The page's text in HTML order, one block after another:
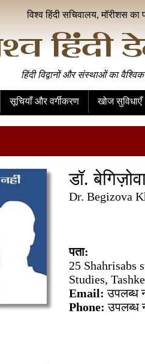
विश्व हिंदी सचिवालय, मॉरीशस का
हिंदी विद्वानों और संस्थाओं का
सूचियाँ और वर्गीकरण खोज सुविधाएँ
डॉ.
Dr. Begizova
पता:
25 Shahrisabs
Studies,
Email:उपलब्ध
Phone:उपलब्ध